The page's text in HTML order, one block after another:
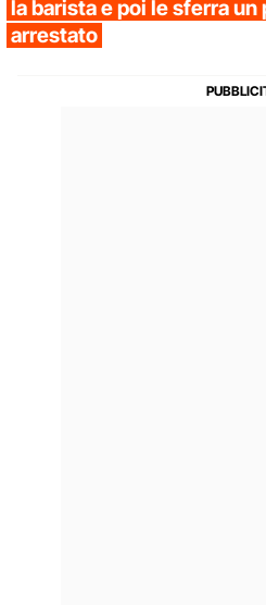
la barista e poi le sferra
arrestato